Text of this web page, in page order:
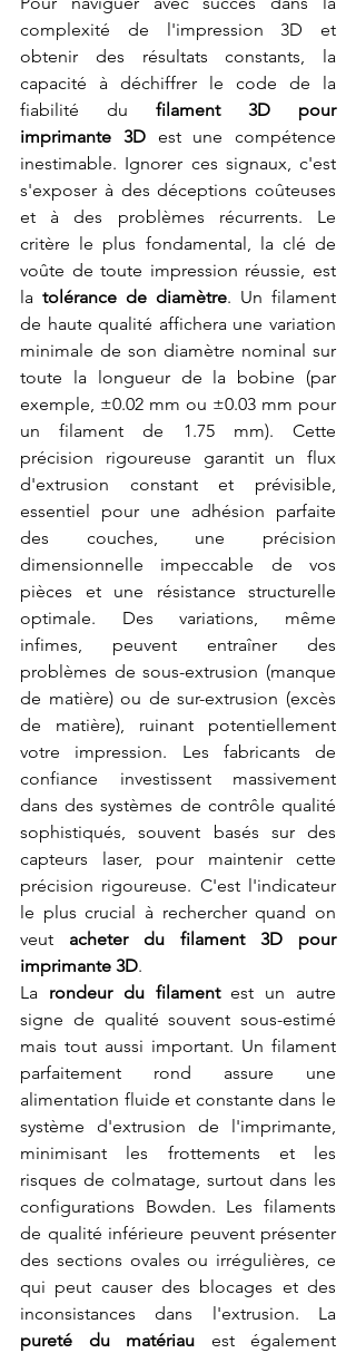
complexité de l'impression 3D et
obtenir des résultats constants, la
capacité à déchiffrer le code de la
fiabilité du filament 3D pour
imprimante 3D est une compétence
inestimable. Ignorer ces signaux, c'est
s'exposer à des déceptions coûteuses
et à des problèmes récurrents. Le
critère le plus fondamental, la clé de
voûte de toute impression réussie, est
la tolérance de diamètre. Un filament
de haute qualité affichera une variation
minimale de son diamètre nominal sur
toute la longueur de la bobine (par
exemple, ±0.02 mm ou ±0.03 mm pour
un filament de 1.75 mm). Cette
précision rigoureuse garantit un flux
d'extrusion constant et prévisible,
essentiel pour une adhésion parfaite
des couches, une précision
dimensionnelle impeccable de vos
pièces et une résistance structurelle
optimale. Des variations, même
infimes, peuvent entraîner des
problèmes de sous-extrusion (manque
de matière) ou de sur-extrusion (excès
de matière), ruinant potentiellement
votre impression. Les fabricants de
confiance investissent massivement
dans des systèmes de contrôle qualité
sophistiqués, souvent basés sur des
capteurs laser, pour maintenir cette
précision rigoureuse. C'est l'indicateur
le plus crucial à rechercher quand on
veut acheter du filament 3D pour
imprimante 3D.
La rondeur du filament est un autre
signe de qualité souvent sous-estimé
mais tout aussi important. Un filament
parfaitement rond assure une
alimentation fluide et constante dans le
système d'extrusion de l'imprimante,
minimisant les frottements et les
risques de colmatage, surtout dans les
configurations Bowden. Les filaments
de qualité inférieure peuvent présenter
des sections ovales ou irrégulières, ce
qui peut causer des blocages et des
pureté du matériau est également